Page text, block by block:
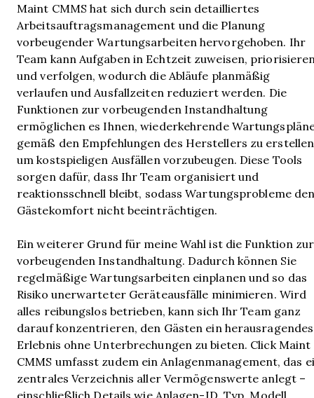
Maint CMMS hat sich durch sein detailliertes
Arbeitsauftragsmanagement und die Planung
vorbeugender Wartungsarbeiten hervorgehoben. Ihr
Team kann Aufgaben in Echtzeit zuweisen,
und verfolgen, wodurch die Abläufe planmäßig
verlaufen und Ausfallzeiten reduziert werden. Die
Funktionen zur vorbeugenden Instandhaltung
ermöglichen es Ihnen, wiederkehrende
gemäß den Empfehlungen des Herstellers zu
um kostspieligen Ausfällen vorzubeugen. Diese Tools
sorgen dafür, dass Ihr Team organisiert und
reaktionsschnell bleibt, sodass Wartungsprobleme
Gästekomfort nicht beeinträchtigen.
Ein weiterer Grund für meine Wahl ist die Funktion zur
vorbeugenden Instandhaltung. Dadurch können Sie
regelmäßige Wartungsarbeiten einplanen und so das
Risiko unerwarteter Geräteausfälle minimieren. Wird
alles reibungslos betrieben, kann sich Ihr Team ganz
darauf konzentrieren, den Gästen ein herausragendes
Erlebnis ohne Unterbrechungen zu bieten. Click Maint
CMMS umfasst zudem ein Anlagenmanagement, das
zentrales Verzeichnis aller Vermögenswerte anlegt –
einschließlich Details wie Anlagen-ID, Typ, Modell,